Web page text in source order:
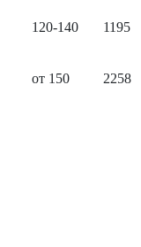
120-140 1195
от 150 2258